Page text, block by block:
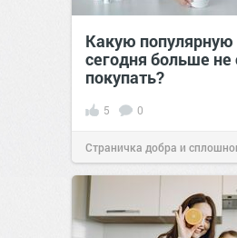
Какую популярную
сегодня больше не
покупать?
5 0
Страничка добра и
позитива!06:3816 июл 2026